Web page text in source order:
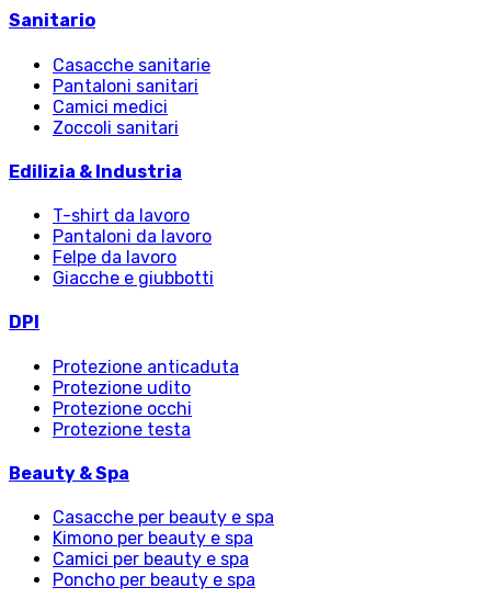
Sanitario
Casacche sanitarie
Pantaloni sanitari
Camici medici
Zoccoli sanitari
Edilizia & Industria
T-shirt da lavoro
Pantaloni da lavoro
Felpe da lavoro
Giacche e giubbotti
DPI
Protezione anticaduta
Protezione udito
Protezione occhi
Protezione testa
Beauty & Spa
Casacche per beauty e spa
Kimono per beauty e spa
Camici per beauty e spa
Poncho per beauty e spa